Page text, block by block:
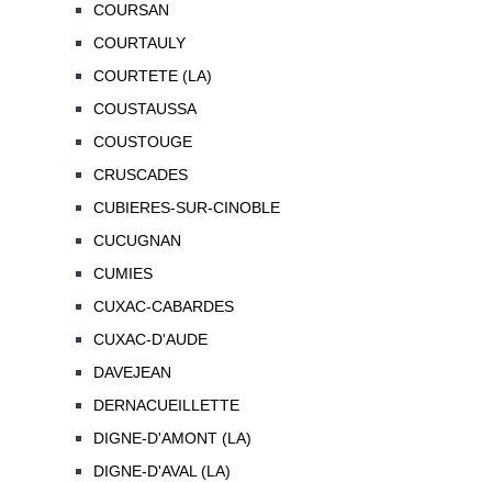
COURSAN
COURTAULY
COURTETE (LA)
COUSTAUSSA
COUSTOUGE
CRUSCADES
CUBIERES-SUR-CINOBLE
CUCUGNAN
CUMIES
CUXAC-CABARDES
CUXAC-D'AUDE
DAVEJEAN
DERNACUEILLETTE
DIGNE-D'AMONT (LA)
DIGNE-D'AVAL (LA)